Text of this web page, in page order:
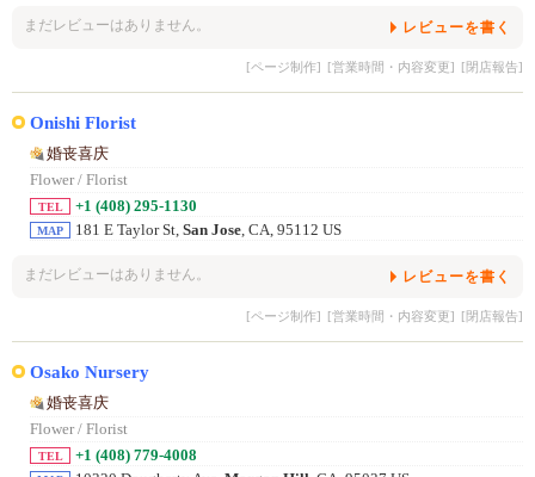
まだレビューはありません。 レビューを書く
[ページ制作] [営業時間・内容変更] [閉店報告]
Onishi Florist
婚丧喜庆
Flower / Florist
TEL +1 (408) 295-1130
MAP 181 E Taylor St, San Jose , CA, 95112 US
まだレビューはありません。 レビューを書く
[ページ制作] [営業時間・内容変更] [閉店報告]
Osako Nursery
婚丧喜庆
Flower / Florist
TEL +1 (408) 779-4008